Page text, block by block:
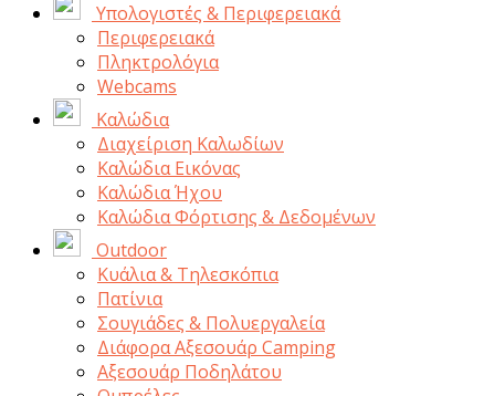
Υπολογιστές & Περιφερειακά
Περιφερειακά
Πληκτρολόγια
Webcams
Καλώδια
Διαχείριση Καλωδίων
Καλώδια Εικόνας
Καλώδια Ήχου
Καλώδια Φόρτισης & Δεδομένων
Outdoor
Κυάλια & Τηλεσκόπια
Πατίνια
Σουγιάδες & Πολυεργαλεία
Διάφορα Αξεσουάρ Camping
Αξεσουάρ Ποδηλάτου